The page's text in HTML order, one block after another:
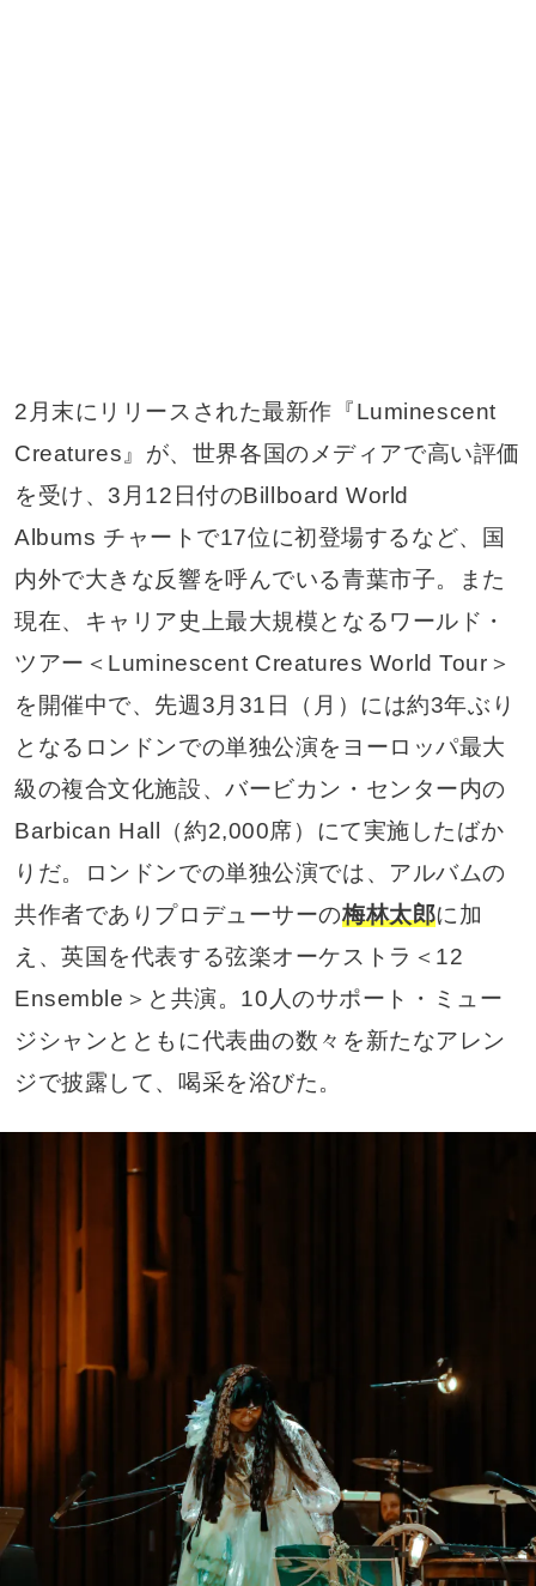
2月末にリリースされた最新作『Luminescent
Creatures』が、世界各国のメディアで高い評価
を受け、3月12日付のBillboard World
Albums チャートで17位に初登場するなど、国
内外で大きな反響を呼んでいる青葉市子。また
現在、キャリア史上最大規模となるワールド・
ツアー＜Luminescent Creatures World Tour＞
を開催中で、先週3月31日（月）には約3年ぶり
となるロンドンでの単独公演をヨーロッパ最大
級の複合文化施設、バービカン・センター内の
Barbican Hall（約2,000席）にて実施したばか
りだ。ロンドンでの単独公演では、アルバムの
共作者でありプロデューサーの梅林太郎に加
え、英国を代表する弦楽オーケストラ＜12
Ensemble＞と共演。10人のサポート・ミュー
ジシャンとともに代表曲の数々を新たなアレン
ジで披露して、喝采を浴びた。